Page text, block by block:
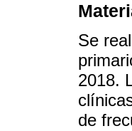
Se
2018.
de